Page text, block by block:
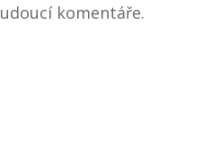
komentáře.